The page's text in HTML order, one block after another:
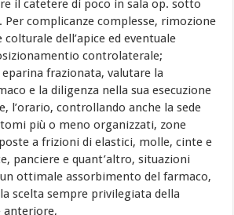
il catetere di poco in sala op. sotto
Per complicanze complesse, rimozione
dell’apice ed eventuale
controlaterale;
frazionata, valutare la
e la diligenza nella sua esecuzione
l’orario, controllando anche la sede
più o meno organizzati, zone
a frizioni di elastici, molle, cinte e
panciere e quant’altro, situazioni
ottimale assorbimento del farmaco,
scelta sempre privilegiata della
anteriore,